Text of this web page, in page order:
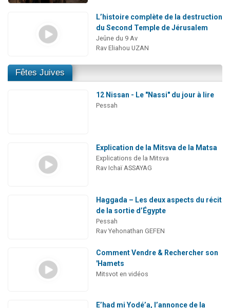
L’histoire complète de la destruction
du Second Temple de Jérusalem
Jeûne du 9 Av
Rav Eliahou UZAN
Fêtes Juives
12 Nissan - Le "Nassi" du jour à lire
Pessah
Explication de la Mitsva de la Matsa
Explications de la Mitsva
Rav Ichaï ASSAYAG
Haggada – Les deux aspects du récit
de la sortie d’Égypte
Pessah
Rav Yehonathan GEFEN
Comment Vendre & Rechercher son
'Hamets
Mitsvot en vidéos
E’had mi Yodé’a, l’annonce de la